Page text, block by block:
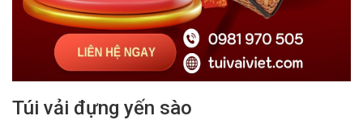
Túi vải đựng yến sào